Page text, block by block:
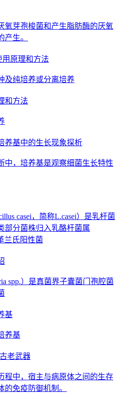
氧芽孢梭菌和产生脂肪酶的厌氧
产生。
用原理和方法
及纯培养或分离培养
和方法
养基中的生长现象探析
中，培养基是观察细菌生长特性
casei，简称L.casei）是乳杆菌
部分菌株归入乳酪杆菌属
兰氏阳性菌
spp.）是真菌界子囊菌门孢腔菌
基
养基
老武器
程中，宿主与病原体之间的生存
免疫防御机制。